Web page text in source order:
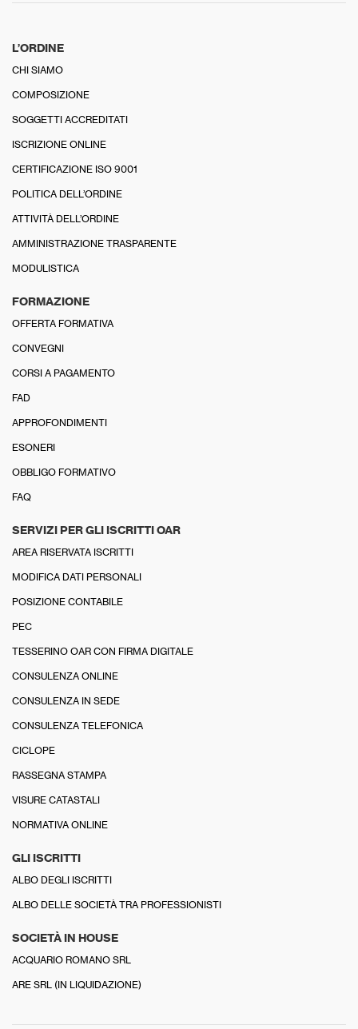
L’ORDINE
CHI SIAMO
COMPOSIZIONE
SOGGETTI ACCREDITATI
ISCRIZIONE ONLINE
CERTIFICAZIONE ISO 9001
POLITICA DELL’ORDINE
ATTIVITÀ DELL’ORDINE
AMMINISTRAZIONE TRASPARENTE
MODULISTICA
FORMAZIONE
OFFERTA FORMATIVA
CONVEGNI
CORSI A PAGAMENTO
FAD
APPROFONDIMENTI
ESONERI
OBBLIGO FORMATIVO
FAQ
SERVIZI PER GLI ISCRITTI OAR
AREA RISERVATA ISCRITTI
MODIFICA DATI PERSONALI
POSIZIONE CONTABILE
PEC
TESSERINO OAR CON FIRMA DIGITALE
CONSULENZA ONLINE
CONSULENZA IN SEDE
CONSULENZA TELEFONICA
CICLOPE
RASSEGNA STAMPA
VISURE CATASTALI
NORMATIVA ONLINE
GLI ISCRITTI
ALBO DEGLI ISCRITTI
ALBO DELLE SOCIETÀ TRA PROFESSIONISTI
SOCIETÀ IN HOUSE
ACQUARIO ROMANO SRL
ARE SRL (IN LIQUIDAZIONE)